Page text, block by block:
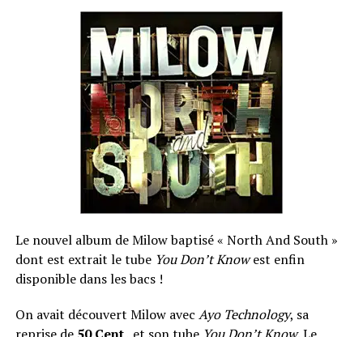
Le nouvel album de Milow baptisé « North And South »
dont est extrait le tube You Don’t Knowest enfin
disponible dans les bacs !
On avait découvert Milow avec Ayo Technology, sa